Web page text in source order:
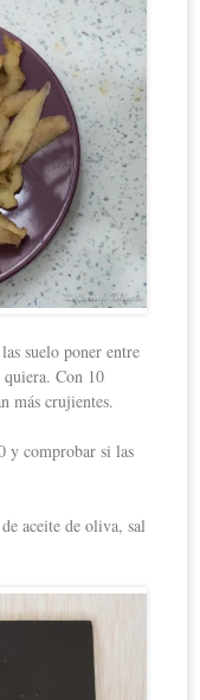
suelo poner entre
quiera. Con 10
más crujientes.
y comprobar si las
aceite de oliva, sal